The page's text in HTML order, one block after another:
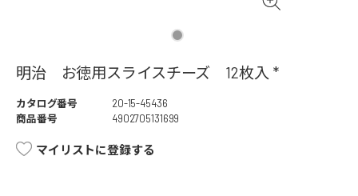
明治 お徳用スライスチーズ 12枚入 *
カタログ番号
20-15-45436
商品番号
4902705131699
マイリストに登録する